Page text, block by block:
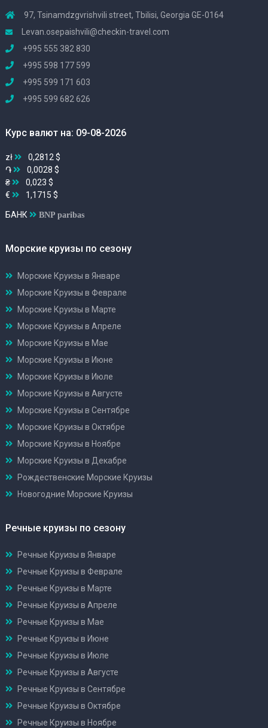
97, Tsinamdzgvrishvili street, Tbilisi, Georgia GE-0164
Levan.osepaishvili@checkin-travel.com
+995 555 382 830
+995 598 177 599
+995 599 171 603
+995 599 682 626
Курс валют на: 09-08-2026
zł
0,2812 $
֏
0,0028 $
₴
0,023 $
€
1,1715 $
БАНК BNP paribas
Морские круизы по сезону
Морские Круизы в Январе
Морские Круизы в Феврале
Морские Круизы в Марте
Морские Круизы в Апреле
Морские Круизы в Мае
Морские Круизы в Июне
Морские Круизы в Июле
Морские Круизы в Августе
Морские Круизы в Сентябре
Морские Круизы в Октябре
Морские Круизы в Ноябре
Морские Круизы в Декабре
Рождественские Морские Круизы
Новогодние Морские Круизы
Речные круизы по сезону
Речные Круизы в Январе
Речные Круизы в Феврале
Речные Круизы в Марте
Речные Круизы в Апреле
Речные Круизы в Мае
Речные Круизы в Июне
Речные Круизы в Июле
Речные Круизы в Августе
Речные Круизы в Сентябре
Речные Круизы в Октябре
Речные Круизы в Ноябре